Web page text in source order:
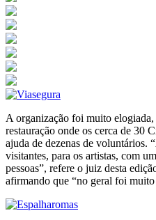
A organização foi muito elogiada,
restauração onde os cerca de 30
ajuda de dezenas de voluntários.
visitantes, para os artistas, com
pessoas”, refere o juiz desta
afirmando que “no geral foi muito